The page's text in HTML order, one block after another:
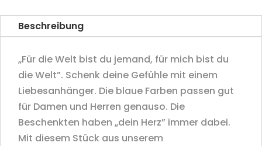
Beschreibung
„Für die Welt bist du jemand, für mich bist du
die Welt”. Schenk deine Gefühle mit einem
Liebesanhänger. Die blaue Farben passen gut
für Damen und Herren genauso. Die
Beschenkten haben „dein Herz” immer dabei.
Mit diesem Stück aus unserem